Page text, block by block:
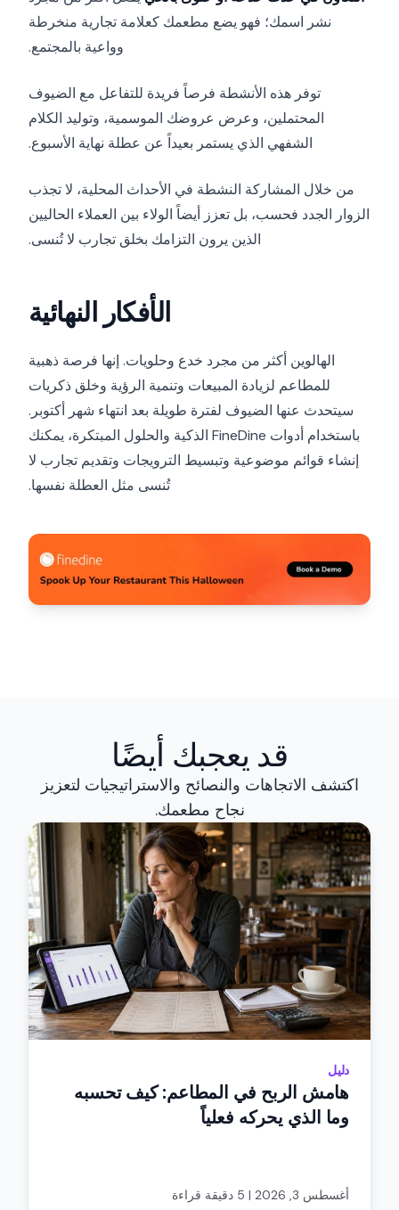
نشر اسمك؛ فهو يضع مطعمك كعلامة تجارية منخرطة
وواعية بالمجتمع.
توفر هذه الأنشطة فرصاً فريدة للتفاعل مع الضيوف
المحتملين، وعرض عروضك الموسمية، وتوليد الكلام
الشفهي الذي يستمر بعيداً عن عطلة نهاية الأسبوع.
من خلال المشاركة النشطة في الأحداث المحلية، لا تجذب
الزوار الجدد فحسب، بل تعزز أيضاً الولاء بين العملاء الحاليين
الذين يرون التزامك بخلق تجارب لا تُنسى.
الأفكار النهائية
الهالوين أكثر من مجرد خدع وحلويات. إنها فرصة ذهبية
للمطاعم لزيادة المبيعات وتنمية الرؤية وخلق ذكريات
سيتحدث عنها الضيوف لفترة طويلة بعد انتهاء شهر أكتوبر.
باستخدام أدوات FineDine الذكية والحلول المبتكرة، يمكنك
إنشاء قوائم موضوعية وتبسيط الترويجات وتقديم تجارب لا
تُنسى مثل العطلة نفسها.
قد يعجبك أيضًا
اكتشف الاتجاهات والنصائح والاستراتيجيات لتعزيز
نجاح مطعمك.
دليل
هامش الربح في المطاعم: كيف تحسبه
وما الذي يحركه فعلياً
أغسطس 3, 2026 | 5 دقيقة قراءة